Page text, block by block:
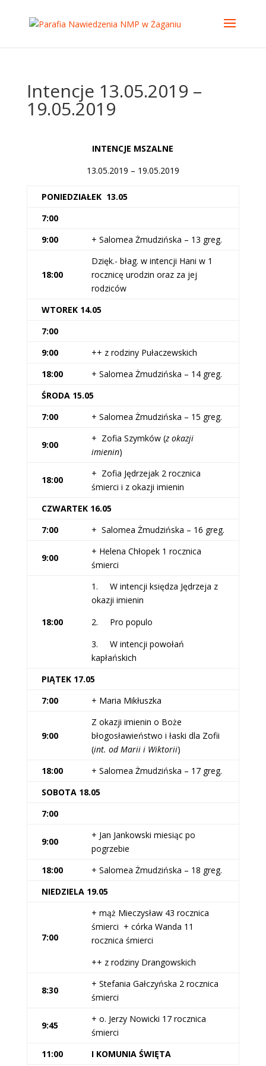
Intencje 13.05.2019 –
19.05.2019
INTENCJE MSZALNE
13.05.2019 – 19.05.2019
PONIEDZIAŁEK 13.05
7:00
9:00
+ Salomea Żmudzińska – 13 greg.
18:00
Dzięk.- błag. w intencji Hani w 1
rocznicę urodzin oraz za jej
rodziców
WTOREK 14.05
7:00
9:00
++ z rodziny Pułaczewskich
18:00
+ Salomea Żmudzińska – 14 greg.
ŚRODA 15.05
7:00
+ Salomea Żmudzińska – 15 greg.
9:00
+ Zofia Szymków (z okazji
imienin)
18:00
+ Zofia Jędrzejak 2 rocznica
śmierci i z okazji imienin
CZWARTEK 16.05
7:00
+ Salomea Żmudzińska – 16 greg.
9:00
+ Helena Chłopek 1 rocznica
śmierci
18:00
1. W intencji księdza Jędrzeja z
okazji imienin
2. Pro populo
3. W intencji powołań
kapłańskich
PIĄTEK 17.05
7:00
+ Maria Mikłuszka
9:00
Z okazji imienin o Boże
błogosławieństwo i łaski dla Zofii
(int. od Marii i Wiktorii)
18:00
+ Salomea Żmudzińska – 17 greg.
SOBOTA 18.05
7:00
9:00
+ Jan Jankowski miesiąc po
pogrzebie
18:00
+ Salomea Żmudzińska – 18 greg.
NIEDZIELA 19.05
7:00
+ mąż Mieczysław 43 rocznica
śmierci + córka Wanda 11
rocznica śmierci
++ z rodziny Drangowskich
8:30
+ Stefania Gałczyńska 2 rocznica
śmierci
9:45
+ o. Jerzy Nowicki 17 rocznica
śmierci
11:00
I KOMUNIA ŚWIĘTA